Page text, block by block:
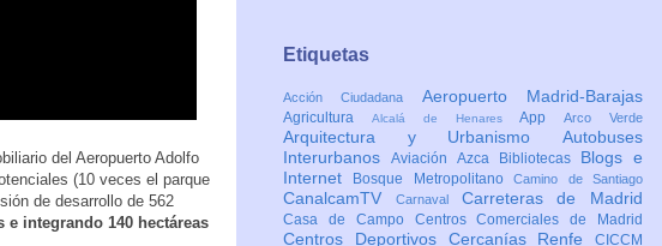
del Aeropuerto Adolfo
(10 veces el parque
de desarrollo de 562
integrando 140 hectáreas
Etiquetas
Acción Ciudadana Aeropuerto Madrid-Barajas
Agricultura Alcalá de HenaresAppArco Verde
Arquitectura y Urbanismo Autobuses
Interurbanos Aviación Azca Bibliotecas Blogs e
Internet
Bosque MetropolitanoCamino de Santiago
CanalcamTV Carnaval Carreteras de Madrid
Casa de Campo Centros Comerciales de Madrid
Centros Deportivos Cercanías Renfe CICCM